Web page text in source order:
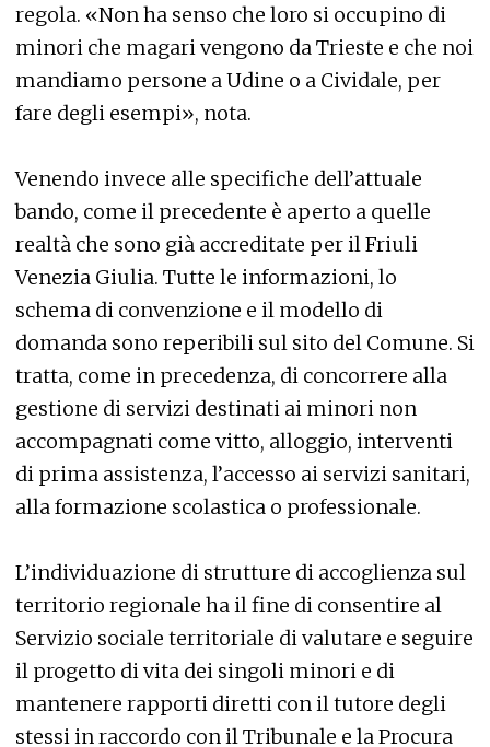
regola. «Non ha senso che loro si occupino di
minori che magari vengono da Trieste e che noi
mandiamo persone a Udine o a Cividale, per
fare degli esempi», nota.
Venendo invece alle specifiche dell’attuale
bando, come il precedente è aperto a quelle
realtà che sono già accreditate per il Friuli
Venezia Giulia. Tutte le informazioni, lo
schema di convenzione e il modello di
domanda sono reperibili sul sito del Comune. Si
tratta, come in precedenza, di concorrere alla
gestione di servizi destinati ai minori non
accompagnati come vitto, alloggio, interventi
di prima assistenza, l’accesso ai servizi sanitari,
alla formazione scolastica o professionale.
L’individuazione di strutture di accoglienza sul
territorio regionale ha il fine di consentire al
Servizio sociale territoriale di valutare e seguire
il progetto di vita dei singoli minori e di
mantenere rapporti diretti con il tutore degli
stessi in raccordo con il Tribunale e la Procura